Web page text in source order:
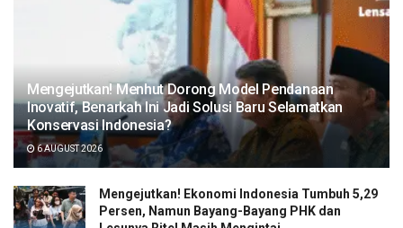
Mengejutkan! Menhut Dorong Model Pendanaan
Inovatif, Benarkah Ini Jadi Solusi Baru Selamatkan
Konservasi Indonesia?
6 AUGUST 2026
Mengejutkan! Ekonomi Indonesia Tumbuh 5,29
Persen, Namun Bayang-Bayang PHK dan